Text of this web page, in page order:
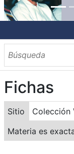
INICIO
SOBRE EL AUTOR
CONTENIDO
TODOS LOS
CATEGORIAS
OBRAS
MATERIAS
PALABRAS
MULTIMEDIA
GALERÍA
Fichas
Sitio
Colección
Materia es